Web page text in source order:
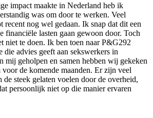
impact maakte in Nederland heb ik
was om door te werken. Veel
recent nog wel gedaan. Ik snap dat dit een
financiële lasten gaan gewoon door. Toch
niet te doen. Ik ben toen naar P&G292
die advies geeft aan sekswerkers in
mij geholpen en samen hebben wij gekeken
de komende maanden. Er zijn veel
de steek gelaten voelen door de overheid,
persoonlijk niet op die manier ervaren